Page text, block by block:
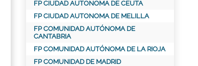
FP CIUDAD AUTONOMA DE CEUTA
FP CIUDAD AUTONOMA DE MELILLA
FP COMUNIDAD AUTÓNOMA DE
CANTABRIA
FP COMUNIDAD AUTÓNOMA DE LA RIOJA
FP COMUNIDAD DE MADRID